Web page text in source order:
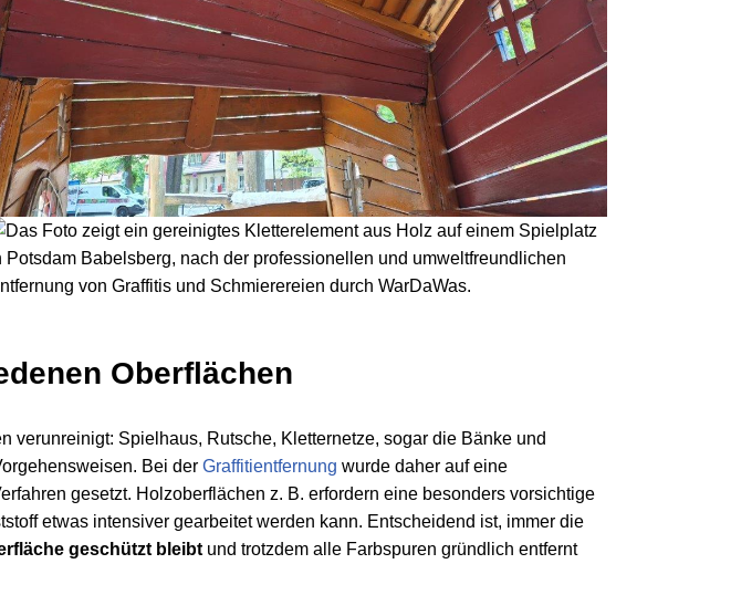
Oberflächen
verunreinigt: Spielhaus, Rutsche, Kletternetze, sogar die Bänke und
Bei der Graffitientfernung wurde daher auf eine
gesetzt. Holzoberflächen z. B. erfordern eine besonders vorsichtige
etwas intensiver gearbeitet werden kann. Entscheidend ist, immer die
geschützt bleibt und trotzdem alle Farbspuren gründlich entfernt